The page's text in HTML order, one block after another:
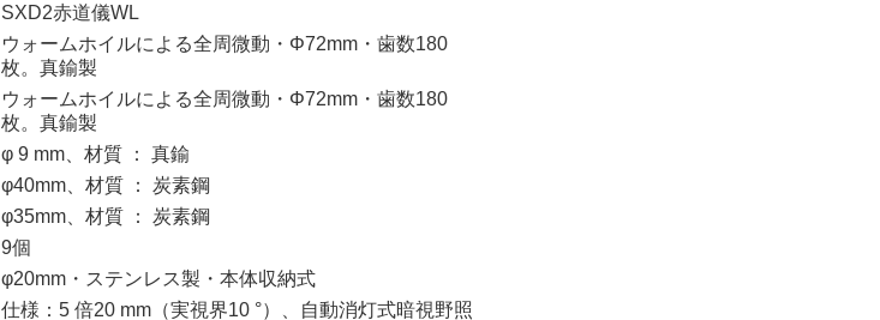
SXD2赤道儀WL
ウォームホイルによる全周微動・Φ72mm・歯数180
枚。真鍮製
ウォームホイルによる全周微動・Φ72mm・歯数180
枚。真鍮製
φ 9 mm、材質 ： 真鍮
φ40mm、材質 ： 炭素鋼
φ35mm、材質 ： 炭素鋼
9個
φ20mm・ステンレス製・本体収納式
仕様：5 倍20 mm（実視界10 °）、自動消灯式暗視野照